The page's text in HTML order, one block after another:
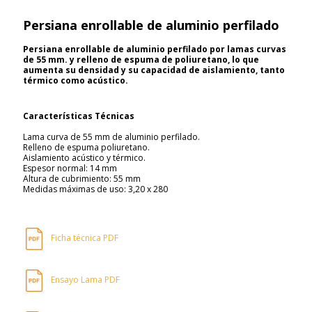
Persiana enrollable de aluminio perfilado
Persiana enrollable de aluminio perfilado por lamas curvas
de 55 mm. y relleno de espuma de poliuretano, lo que
aumenta su densidad y su capacidad de aislamiento, tanto
térmico como acústico.
Características Técnicas
Lama curva de 55 mm de aluminio perfilado.
Relleno de espuma poliuretano.
Aislamiento acústico y térmico.
Espesor normal: 14 mm
Altura de cubrimiento: 55 mm
Medidas máximas de uso: 3,20 x 280
Ficha técnica PDF
Ensayo Lama PDF